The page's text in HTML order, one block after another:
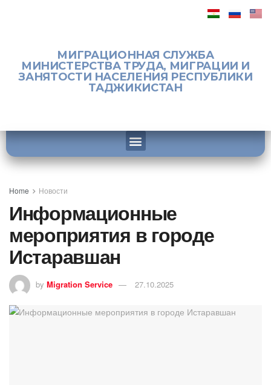
МИГРАЦИОННАЯ СЛУЖБА
МИНИСТЕРСТВА ТРУДА, МИГРАЦИИ И
ЗАНЯТОСТИ НАСЕЛЕНИЯ РЕСПУБЛИКИ
ТАДЖИКИСТАН
Home Новости
Информационные
мероприятия в городе
Истаравшан
by Migration Service 27.10.2025